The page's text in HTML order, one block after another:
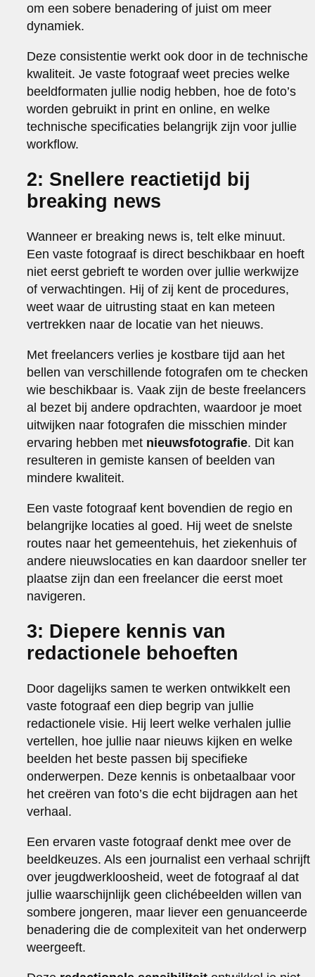
om een sobere benadering of juist om meer
dynamiek.
Deze consistentie werkt ook door in de technische
kwaliteit. Je vaste fotograaf weet precies welke
beeldformaten jullie nodig hebben, hoe de foto’s
worden gebruikt in print en online, en welke
technische specificaties belangrijk zijn voor jullie
workflow.
2: Snellere reactietijd bij
breaking news
Wanneer er breaking news is, telt elke minuut.
Een vaste fotograaf is direct beschikbaar en hoeft
niet eerst gebrieft te worden over jullie werkwijze
of verwachtingen. Hij of zij kent de procedures,
weet waar de uitrusting staat en kan meteen
vertrekken naar de locatie van het nieuws.
Met freelancers verlies je kostbare tijd aan het
bellen van verschillende fotografen om te checken
wie beschikbaar is. Vaak zijn de beste freelancers
al bezet bij andere opdrachten, waardoor je moet
uitwijken naar fotografen die misschien minder
ervaring hebben met nieuwsfotografie. Dit kan
resulteren in gemiste kansen of beelden van
mindere kwaliteit.
Een vaste fotograaf kent bovendien de regio en
belangrijke locaties al goed. Hij weet de snelste
routes naar het gemeentehuis, het ziekenhuis of
andere nieuwslocaties en kan daardoor sneller ter
plaatse zijn dan een freelancer die eerst moet
navigeren.
3: Diepere kennis van
redactionele behoeften
Door dagelijks samen te werken ontwikkelt een
vaste fotograaf een diep begrip van jullie
redactionele visie. Hij leert welke verhalen jullie
vertellen, hoe jullie naar nieuws kijken en welke
beelden het beste passen bij specifieke
onderwerpen. Deze kennis is onbetaalbaar voor
het creëren van foto’s die echt bijdragen aan het
verhaal.
Een ervaren vaste fotograaf denkt mee over de
beeldkeuzes. Als een journalist een verhaal schrijft
over jeugdwerkloosheid, weet de fotograaf al dat
jullie waarschijnlijk geen clichébeelden willen van
sombere jongeren, maar liever een genuanceerde
benadering die de complexiteit van het onderwerp
weergeeft.